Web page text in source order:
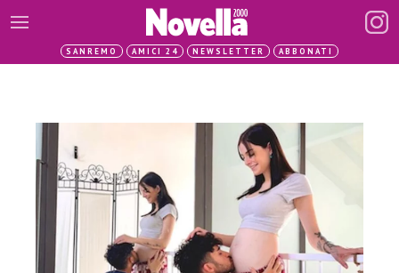
SANREMO AMICI 24 NEWSLETTER ABBONATI